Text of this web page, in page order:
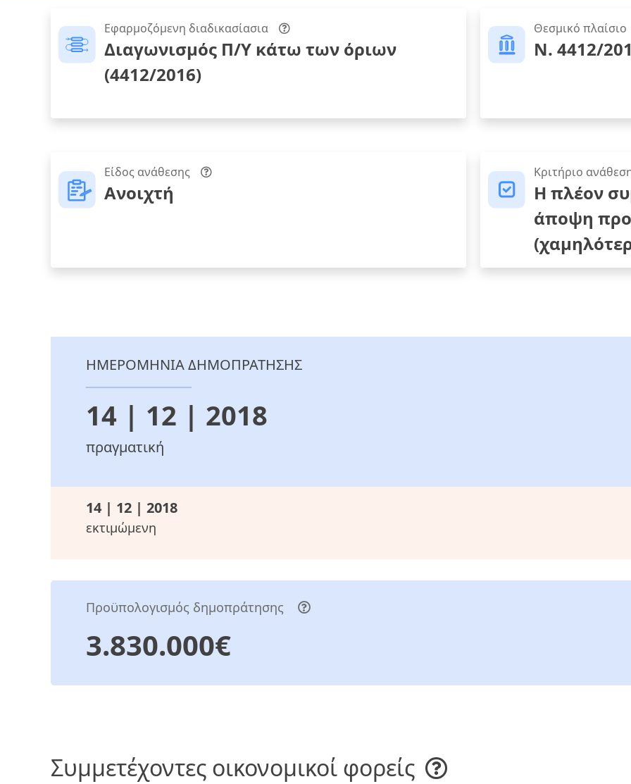
Εφαρμοζόμενη διαδικασίασια
Διαγωνισμός Π/Υ κάτω των όριων
(4412/2016)
Θεσμικό πλαίσιο
Ν. 4412/
Είδος ανάθεσης
Ανοιχτή
Κριτήριο
Η πλέον
άποψη
ΗΜΕΡΟΜΗΝΙΑ ΔΗΜΟΠΡΑΤΗΣΗΣ
14 | 12 | 2018
πραγματική
14 | 12 | 2018
εκτιμώμενη
Προϋπολογισμός δημοπράτησης
3.830.000€
Συμμετέχοντες οικονομικοί φορείς